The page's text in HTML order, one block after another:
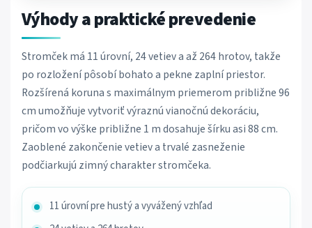
Výhody a praktické prevedenie
Stromček má 11 úrovní, 24 vetiev a až 264 hrotov, takže
po rozložení pôsobí bohato a pekne zaplní priestor.
Rozšírená koruna s maximálnym priemerom približne 96
cm umožňuje vytvoriť výraznú vianočnú dekoráciu,
pričom vo výške približne 1 m dosahuje šírku asi 88 cm.
Zaoblené zakončenie vetiev a trvalé zasneženie
podčiarkujú zimný charakter stromčeka.
11 úrovní pre hustý a vyvážený vzhľad